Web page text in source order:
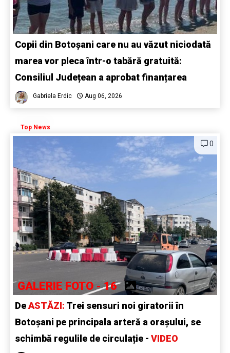
Copii din Botoșani care nu au văzut niciodată
marea vor pleca într-o tabără gratuită:
Consiliul Județean a aprobat finanțarea
Gabriela Erdic Aug 06, 2026
Top News
0
GALERIE FOTO - 16
DeASTĂZI: Trei sensuri noi giratorii în
Botoșani pe principala arteră a orașului, se
schimbă regulile de circulație - VIDEO